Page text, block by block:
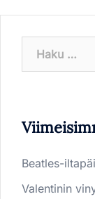
Beatles-
Valentinin